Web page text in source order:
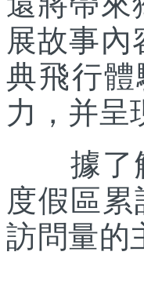
展故事
典飛行體
力，并呈
據了解
度假區
訪問量的